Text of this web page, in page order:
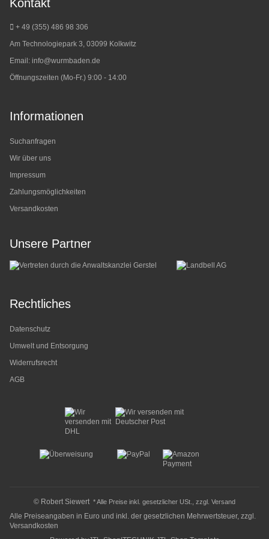
Kontakt
+ 49 (355) 486 98 306
Am Technologiepark 3, 03099 Kolkwitz
Email: info@wurmbaden.de
Öffnungszeiten (Mo-Fr.) 9:00 - 14:00
Informationen
Suchanfragen
Wir über uns
Impressum
Zahlungsmöglichkeiten
Versandkosten
Unsere Partner
Rechtliches
Datenschutz
Umwelt und Entsorgung
Widerrufsrecht
AGB
© Robert Siewert* Alle Preise inkl. gesetzlicher USt., zzgl. Versand
Alle Preiseangaben in Euro und inkl. der gesetzlichen Mehrwertsteuer, zzgl.
Versandkosten